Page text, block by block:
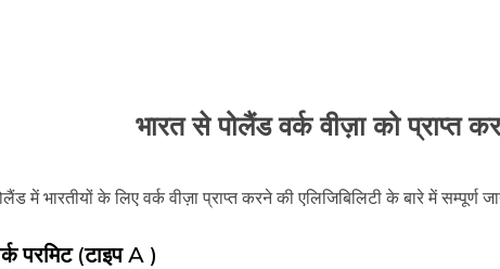
भारत से पोलैंड वर्क वीज़ा को प्राप्त
में भारतीयों के लिए वर्क वीज़ा प्राप्त करने की एलिजिबिलिटी के बारे में सम्पूर्ण
परमिट (टाइप A )